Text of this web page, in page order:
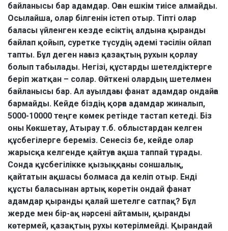
байланысы бар адамдар. Оған ешкім тиісе алмайды.
Осылайша, олар білгенін істеп отыр. Тіпті олар
баласы үйленген кезде есіктің алдына қыранды
байлап қойып, суретке түсудің әдемі тәсілін ойлап
тапты. Бұл деген нағыз қазақтың рухын қорлау
болып табылады. Негізі, құстарды шетелдіктерге
беріп жатқан – солар. Өйткені олардың шетелмен
байланысы бар. Ал ауылдағы фанат адамдар ондайға
бармайды. Кейде біздің қорға адамдар жиналып,
5000-10000 теңге көмек ретінде тастап кетеді. Біз
оны Көкшетау, Атырау т.б. облыстардан келген
құсбегілерге береміз. Сенесіз бе, кейде олар
жарысқа келгенде қайтуға ақша таппай тұрады.
Сонда құсбегілікке қызыққаны соншалық,
қайтатын ақшасы болмаса да келіп отыр. Енді
құсты баласынан артық көретін ондай фанат
адамдар қыранды қалай шетелге сатпақ? Бұл
жерде мен бір-ақ нәрсені айтамын, қыранды
көтермей, қазақтың рухы көтерілмейді. Қырандай